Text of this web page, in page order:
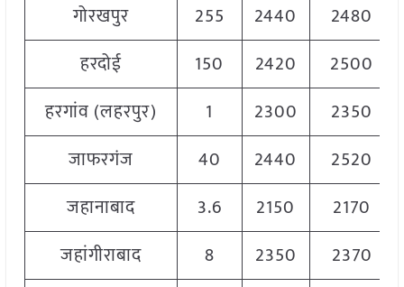
गोरखपुर
255 2440
2480
हरदोई
150 2420
2500
हरगांव (लहरपुर)
1 2300
2350
जाफरगंज
40 2440
2520
जहानाबाद
3.6 2150
2170
जहांगीराबाद
8 2350
2370